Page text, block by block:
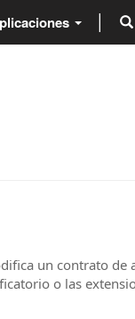
un contrato
o las